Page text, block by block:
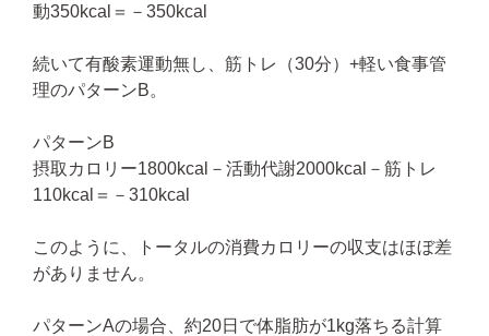
動350kcal＝－350kcal
続いて有酸素運動無し、筋トレ（30分）+軽い食事管
理のパターンB。
パターンB
摂取カロリー1800kcal－活動代謝2000kcal－筋トレ
110kcal＝－310kcal
このように、トータルの消費カロリーの収支はほぼ差
がありません。
パターンAの場合、約20日で体脂肪が1kg落ちる計算